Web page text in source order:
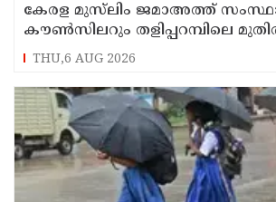
കേരള മുസ്‌ലിം ജമാഅത്ത്
കൗൺസിലറും തളിപ്പറമ്പിലെ
പ്രവർത്തകനുമായ ബി എ അലി
നിര്യാതനായി
THU,6 AUG 2026